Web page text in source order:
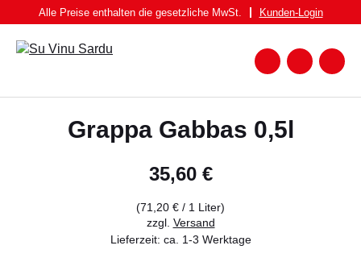
Inhalt
springen
WEISSWEIN
SPUMANTE UND FRIZZANTE
Zum
Alle Preise enthalten die gesetzliche MwSt. Kunden-Login
Grappa Gabbas 0,5l
35,60 €
(71,20 € / 1 Liter)
zzgl. Versand
Lieferzeit: ca. 1-3 Werktage